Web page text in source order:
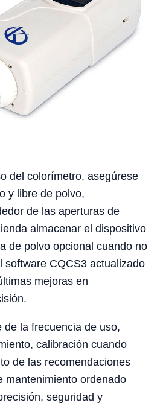
del colorímetro, asegúrese
y libre de polvo,
de las aperturas de
almacenar el dispositivo
de polvo opcional cuando no
software CQCS3 actualizado
mejoras en
de la frecuencia de uso,
calibración cuando
de las recomendaciones
mantenimiento ordenado
seguridad y